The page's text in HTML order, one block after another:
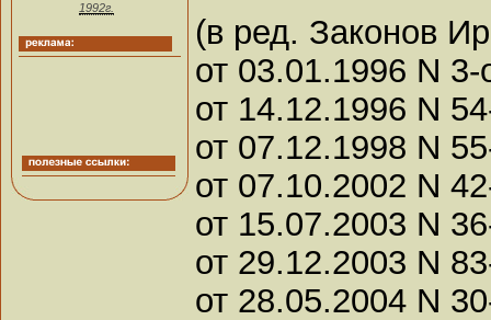
1992г.
(в ред. Законов
от 03.01.1996 N
от 14.12.1996 N
от 07.12.1998 N
от 07.10.2002 N
от 15.07.2003 N
от 29.12.2003 N
от 28.05.2004 N